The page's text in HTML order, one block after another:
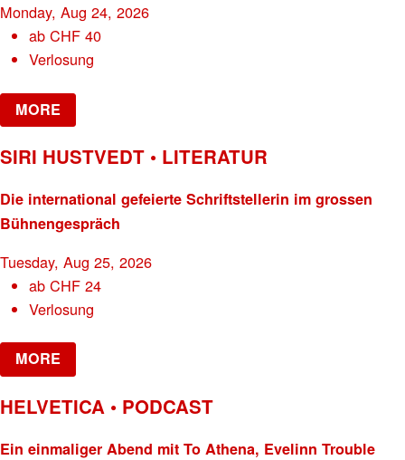
Monday, Aug 24, 2026
abCHF 40
Verlosung
MORE
SIRI HUSTVEDT • LITERATUR
Die international gefeierte Schriftstellerin im grossen
Bühnengespräch
Tuesday, Aug 25, 2026
abCHF 24
Verlosung
MORE
HELVETICA • PODCAST
Ein einmaliger Abend mit To Athena, Evelinn Trouble